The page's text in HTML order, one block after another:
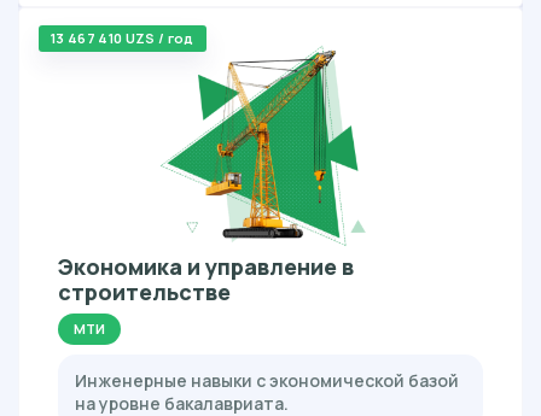
13 467 410 UZS / год
Экономика и управление в
строительстве
МТИ
Инженерные навыки с экономической базой
на уровне бакалавриата.